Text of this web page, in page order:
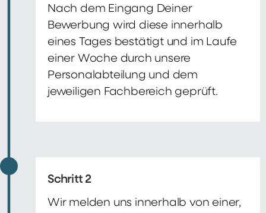
Nach dem Eingang Deiner
Bewerbung wird diese innerhalb
eines Tages bestätigt und im Laufe
einer Woche durch unsere
Personalabteilung und dem
jeweiligen Fachbereich geprüft.
Schritt 2
Wir melden uns innerhalb von einer,